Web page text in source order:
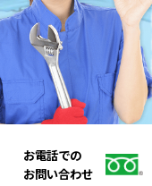
お電話での
お問い合わせ